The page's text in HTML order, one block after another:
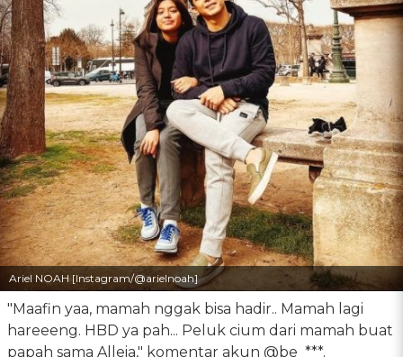
Ariel NOAH [Instagram/@arielnoah]
"Maafin yaa, mamah nggak bisa hadir.. Mamah lagi
hareeeng. HBD ya pah... Peluk cium dari mamah buat
papah sama Alleia," komentar akun @be_***.